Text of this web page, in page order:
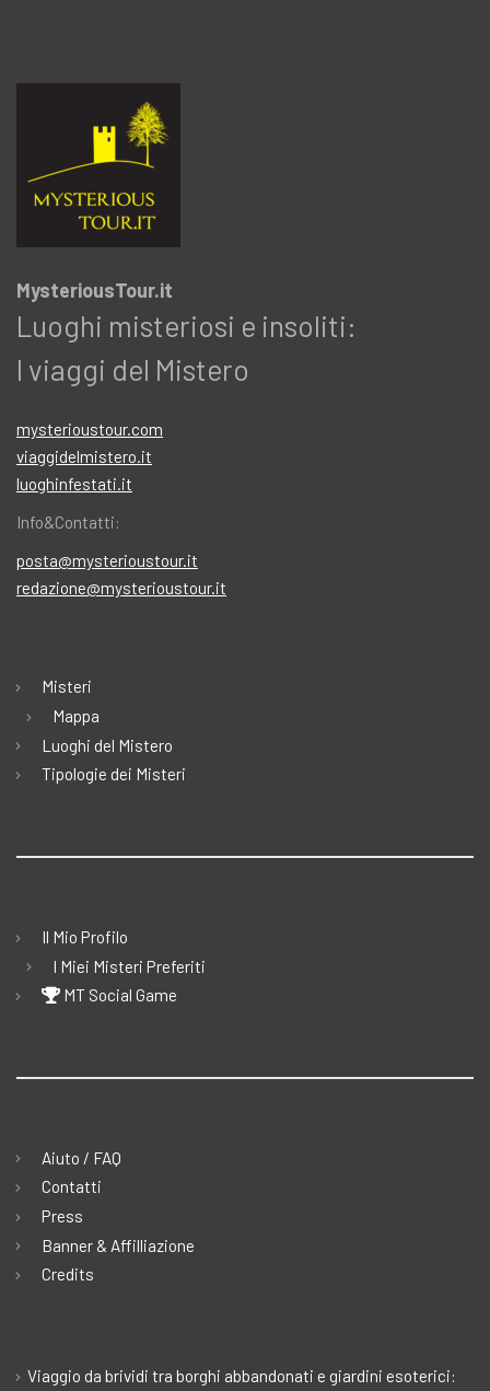
MysteriousTour.it
Luoghi misteriosi e insoliti:
I viaggi del Mistero
mysterioustour.com
viaggidelmistero.it
luoghinfestati.it
Info&Contatti:
posta@mysterioustour.it
redazione@mysterioustour.it
Misteri
Mappa
Luoghi del Mistero
Tipologie dei Misteri
Il Mio Profilo
I Miei Misteri Preferiti
MT Social Game
Aiuto / FAQ
Contatti
Press
Banner & Affilliazione
Credits
Viaggio da brividi tra borghi abbandonati e giardini esoterici: